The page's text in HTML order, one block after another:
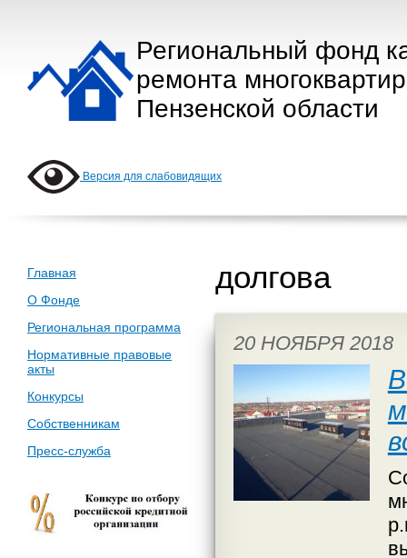
Региональный фонд
ремонта
Пензенской области
Версия для слабовидящих
Главная
О Фонде
Региональная программа
Нормативные правовые
акты
Конкурсы
Собственникам
Пресс-служба
долгова
20 НОЯБРЯ 2018